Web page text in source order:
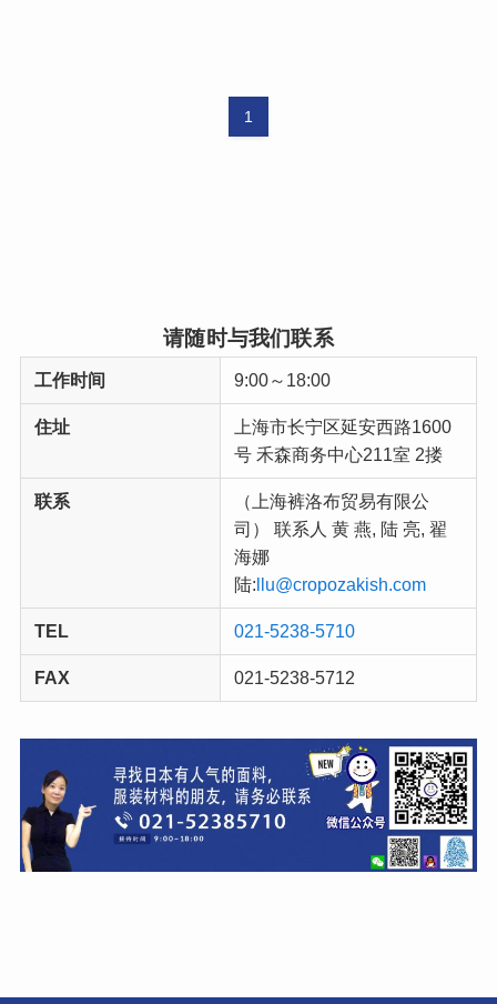
1
请随时与我们联系
工作时间 9:00～18:00
住址
上海市长宁区延安西路1600
号 禾森商务中心211室 2搂
联系
（上海裤洛布贸易有限公
司） 联系人 黄 燕, 陆 亮, 翟
海娜
陆: llu@cropozakish.com
TEL 021-5238-5710
FAX 021-5238-5712